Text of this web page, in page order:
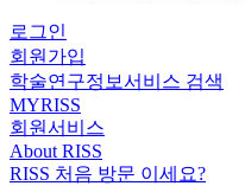
로그인
회원가입
학술연구정보서비스 검색
MYRISS
회원서비스
About RISS
RISS 처음 방문 이세요?